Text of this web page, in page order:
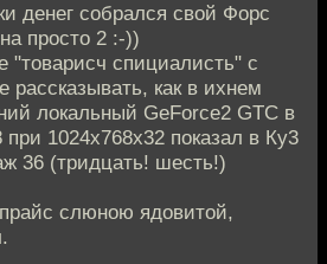
денег собрался свой Форс
просто 2 :-))
спициалисть" с
рассказывать, как в ихнем
локальный GeForce2 GTC в
1024х768х32 показал в Ку3
36 (тридцать! шесть!)
слюною ядовитой,